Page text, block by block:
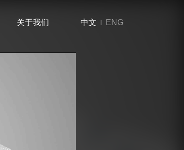
关于我们 中文 ENG